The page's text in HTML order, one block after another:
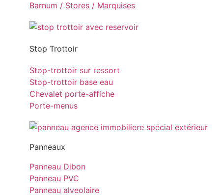
Barnum / Stores / Marquises
Stop Trottoir
Stop-trottoir sur ressort
Stop-trottoir base eau
Chevalet porte-affiche
Porte-menus
Panneaux
Panneau Dibon
Panneau PVC
Panneau alveolaire